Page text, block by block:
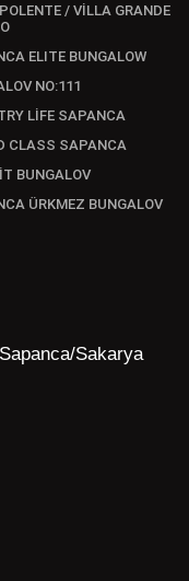
/ VİLLA GRANDE
ELITE BUNGALOW
NO:111
LİFE SAPANCA
CLASS SAPANCA
BUNGALOV
ÜRKMEZ BUNGALOV
Sakarya